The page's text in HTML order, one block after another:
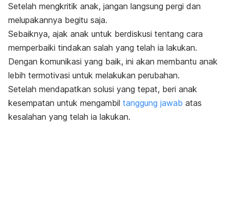
Setelah mengkritik anak, jangan langsung pergi dan
melupakannya begitu saja.
Sebaiknya, ajak anak untuk berdiskusi tentang cara
memperbaiki tindakan salah yang telah ia lakukan.
Dengan komunikasi yang baik, ini akan membantu anak
lebih termotivasi untuk melakukan perubahan.
Setelah mendapatkan solusi yang tepat, beri anak
kesempatan untuk mengambil tanggung jawab atas
kesalahan yang telah ia lakukan.